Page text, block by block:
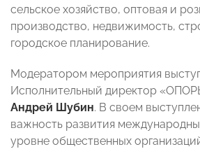
сельское хозяйство, оптовая и
производство, недвижимость,
городское планирование.
Модератором мероприятия
Исполнительный директор
Андрей Шубин. В своем
важность развития
уровне общественных